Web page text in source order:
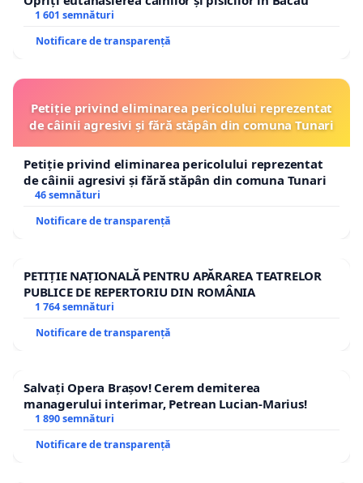
1 601 semnături
Notificare de transparență
Petiție privind eliminarea pericolului reprezentat
de câinii agresivi și fără stăpân din comuna Tunari
Petiție privind eliminarea pericolului reprezentat
de câinii agresivi și fără stăpân din comuna Tunari
46 semnături
Notificare de transparență
PETIȚIE NAȚIONALĂ PENTRU APĂRAREA TEATRELOR
PUBLICE DE REPERTORIU DIN ROMÂNIA
1 764 semnături
Notificare de transparență
Salvați Opera Brașov! Cerem demiterea
managerului interimar, Petrean Lucian-Marius!
1 890 semnături
Notificare de transparență